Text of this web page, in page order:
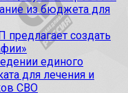
из бюджета для
создать
единого
для лечения и
СВО